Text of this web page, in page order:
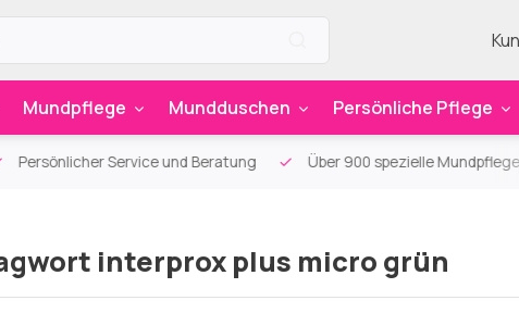
Mundpflege Mundduschen Persönliche Pflege
Service und Beratung Über 900 spezielle
interprox plus micro grün